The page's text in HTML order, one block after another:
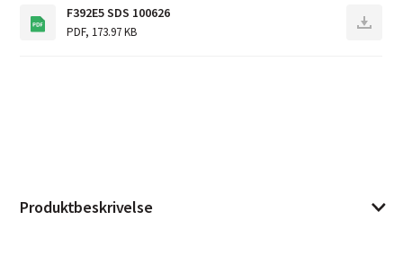
F392E5 SDS 100626
PDF, 173.97 KB
Produktbeskrivelse